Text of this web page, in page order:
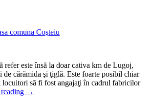
refer este însă la doar cativa km de Lugoj,
de cărămida şi ţiglă. Este foarte posibil chiar
să fi fost angajaţi în cadrul fabricilor
→